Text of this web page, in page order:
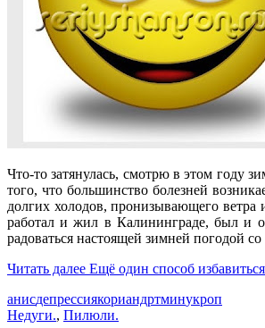
Что-то затянулась, смотрю в этом году
того, что большинство болезней
долгих холодов, пронизывающего ветра
работал и жил в Калининграде, был и
радоваться настоящей зимней погодой
Читать далее Ещё один способ
анисдепрессиякориандртминукроп
Недуги., Пилюли.